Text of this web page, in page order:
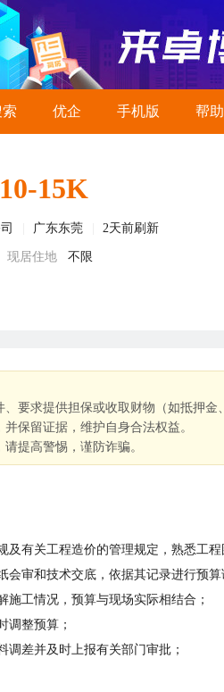
优企 手机版 帮助
10-15K
广东东莞 2天前刷新
现居住地 不限
要求提供担保或收取财物（如抵押
保留证据，维护自身合法权益。
提高警惕，谨防诈骗。
及有关工程造价的管理规定，熟悉工程
会审和技术交底，依据其记录进行预算
施工情况，预算与现场实际相结合；
调整预算；
调差并及时上报有关部门审批；